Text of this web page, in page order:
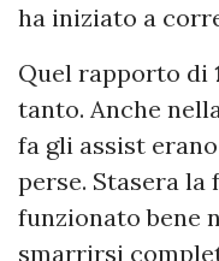
ha iniziato a
Quel rapporto di
tanto. Anche
fa gli assist
perse. Stasera la
funzionato bene
smarrirsi